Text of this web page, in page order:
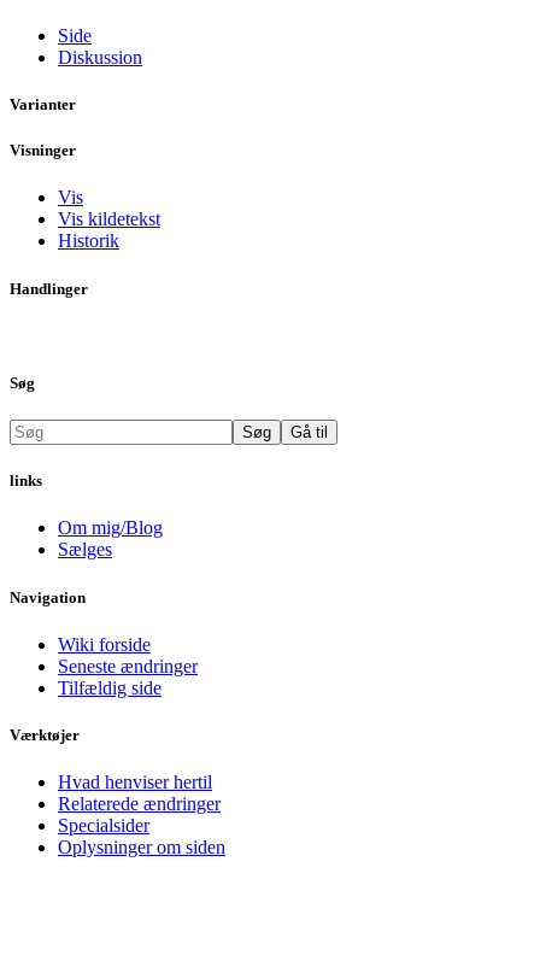
Side
Diskussion
Varianter
Visninger
Vis
Vis kildetekst
Historik
Handlinger
Søg
links
Om mig/Blog
Sælges
Navigation
Wiki forside
Seneste ændringer
Tilfældig side
Værktøjer
Hvad henviser hertil
Relaterede ændringer
Specialsider
Oplysninger om siden